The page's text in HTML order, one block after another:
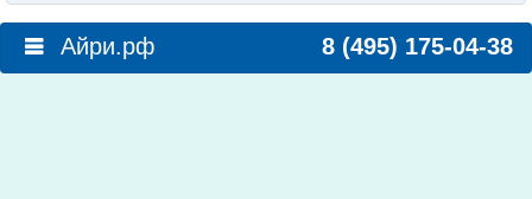
Айри.рф 8 (495) 175-04-38